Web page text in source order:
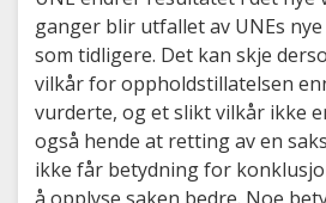
ganger blir utfallet av UNEs
som tidligere. Det kan skje
vilkår for oppholdstillatelsen
vurderte, og et slikt vilkår ikke
også hende at retting av en
ikke får betydning for